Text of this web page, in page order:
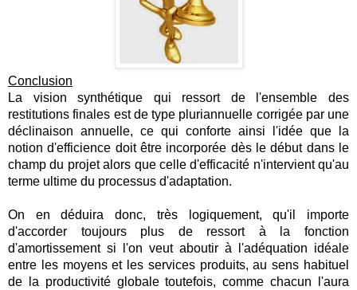
Conclusion
La vision synthétique qui ressort de l'ensemble des
restitutions finales est de type pluriannuelle corrigée par une
déclinaison annuelle, ce qui conforte ainsi l'idée que la
notion d'efficience doit être incorporée dès le début dans le
champ du projet alors que celle d'efficacité n'intervient qu'au
terme ultime du processus d'adaptation.
On en déduira donc, très logiquement, qu'il importe
d'accorder toujours plus de ressort à la fonction
d'amortissement si l'on veut aboutir à l'adéquation idéale
entre les moyens et les services produits, au sens habituel
de la productivité globale toutefois, comme chacun l'aura